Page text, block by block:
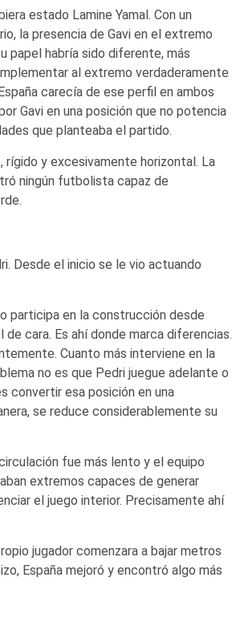
estado Lamine Yamal. Con un
la presencia de Gavi en el extremo
papel habría sido diferente, más
al extremo verdaderamente
carecía de ese perfil en ambos
Gavi en una posición que no potencia
que planteaba el partido.
rígido y excesivamente horizontal. La
ningún futbolista capaz de
Desde el inicio se le vio actuando
participa en la construcción desde
cara. Es ahí donde marca diferencias.
Cuanto más interviene en la
no es que Pedri juegue adelante o
convertir esa posición en una
se reduce considerablemente su
fue más lento y el equipo
extremos capaces de generar
el juego interior. Precisamente ahí
jugador comenzara a bajar metros
España mejoró y encontró algo más